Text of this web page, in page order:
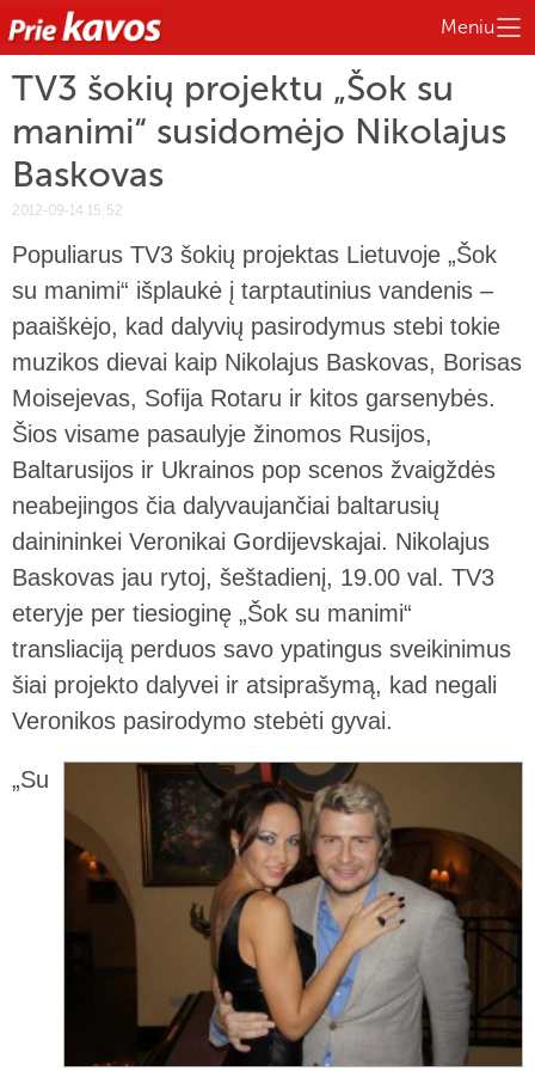
Meniu
TV3 šokių projektu „Šok su
manimi“ susidomėjo Nikolajus
Baskovas
2012-09-14 15:52
Populiarus TV3 šokių projektas Lietuvoje „Šok
su manimi“ išplaukė į tarptautinius vandenis –
paaiškėjo, kad dalyvių pasirodymus stebi tokie
muzikos dievai kaip Nikolajus Baskovas, Borisas
Moisejevas, Sofija Rotaru ir kitos garsenybės.
Šios visame pasaulyje žinomos Rusijos,
Baltarusijos ir Ukrainos pop scenos žvaigždės
neabejingos čia dalyvaujančiai baltarusių
dainininkei Veronikai Gordijevskajai. Nikolajus
Baskovas jau rytoj, šeštadienį, 19.00 val. TV3
eteryje per tiesioginę „Šok su manimi“
transliaciją perduos savo ypatingus sveikinimus
šiai projekto dalyvei ir atsiprašymą, kad negali
Veronikos pasirodymo stebėti gyvai.
„Su